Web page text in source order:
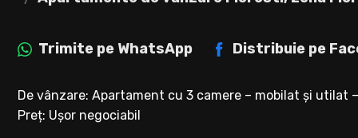
Trimite pe WhatsApp Distribuie pe
De vânzare: Apartament cu 3 camere – mobilat și utilat
Preț: Ușor negociabil